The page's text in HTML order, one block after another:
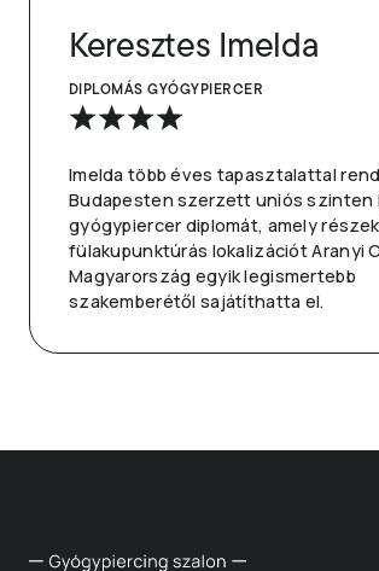
Keresztes Imelda
DIPLOMÁS GYÓGYPIERCER
Imelda több éves tapasztalattal
Budapesten szerzett uniós szinten
gyógypiercer diplomát, amely
fülakupunktúrás lokalizációt Aranyi
Magyarország egyik legismertebb
szakemberétől sajátíthatta el.